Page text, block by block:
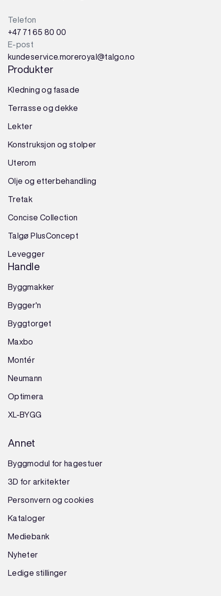
Telefon
+47 71 65 80 00
E-post
kundeservice.moreroyal@talgo.no
Produkter
Kledning og fasade
Terrasse og dekke
Lekter
Konstruksjon og stolper
Uterom
Olje og etterbehandling
Tretak
Concise Collection
Talgø PlusConcept
Levegger
Handle
Byggmakker
Bygger'n
Byggtorget
Maxbo
Montér
Neumann
Optimera
XL-BYGG
Annet
Byggmodul for hagestuer
3D for arkitekter
Personvern og cookies
Kataloger
Mediebank
Nyheter
Ledige stillinger